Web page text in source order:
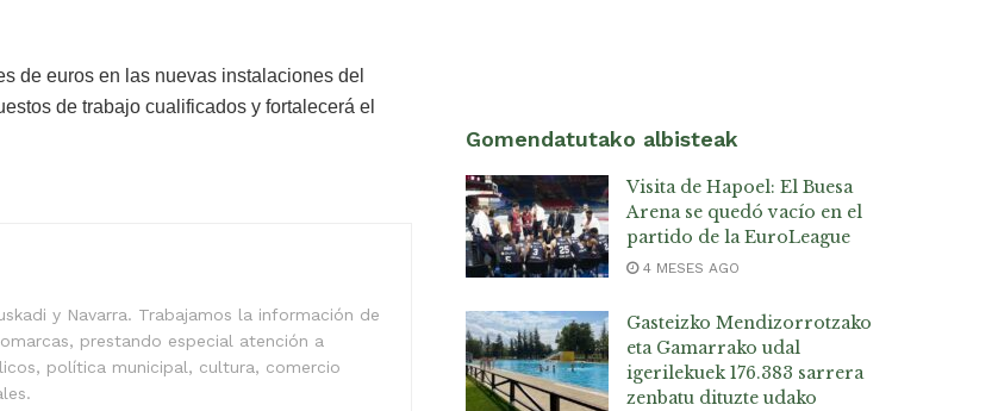
de euros en las nuevas instalaciones del
de trabajo cualificados y fortalecerá el
y Navarra. Trabajamos la información de
prestando especial atención a
política municipal, cultura, comercio
Gomendatutako albisteak
Visita de Hapoel: El Buesa
Arena se quedó vacío en el
partido de la EuroLeague
4 MESES AGO
Gasteizko Mendizorrotzako
eta Gamarrako udal
igerilekuek 176.383 sarrera
zenbatu dituzte udako